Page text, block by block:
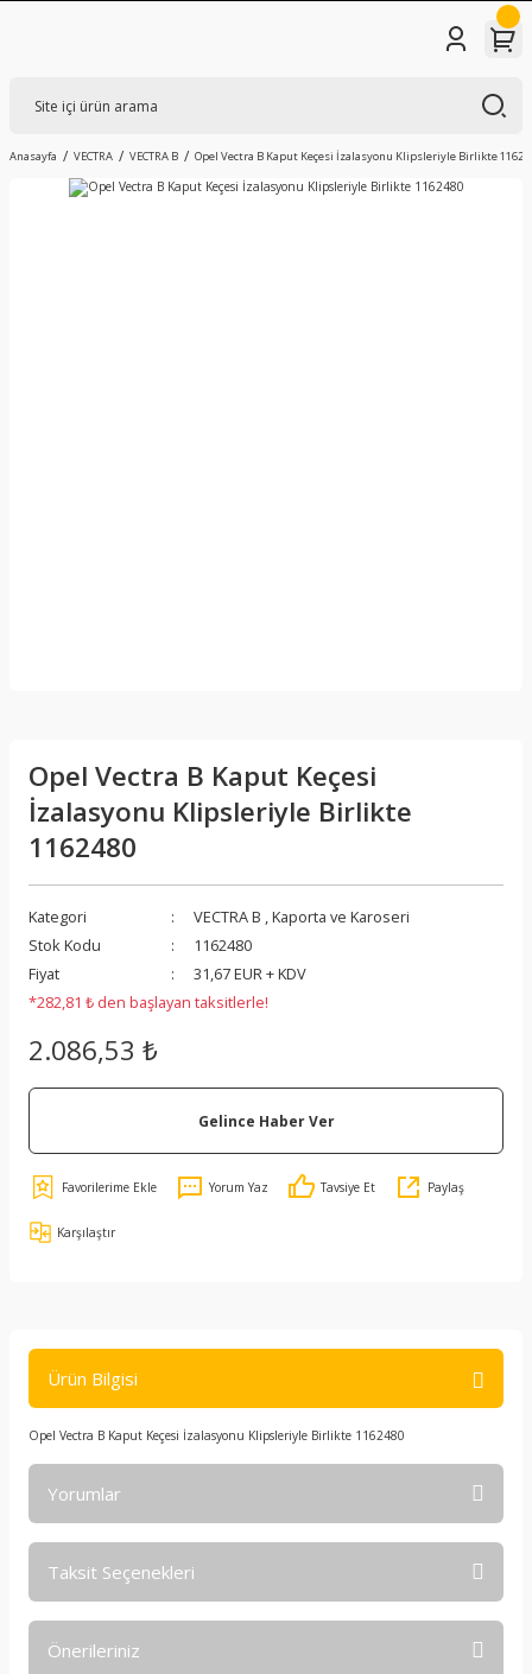
Anasayfa VECTRA VECTRA B Opel Vectra B Kaput Keçesi İzalasyonu Klipsleriyle Birlikte
Opel Vectra B Kaput Keçesi
İzalasyonu Klipsleriyle Birlikte
1162480
Kategori VECTRA B ,Kaporta ve Karoseri
Stok Kodu
1162480
Fiyat
31,67 EUR + KDV
*282,81 ₺ den başlayan taksitlerle!
2.086,53 ₺
Gelince Haber Ver
Yorum Yaz Tavsiye Et Paylaş
Karşılaştır
Ürün Bilgisi
Opel Vectra B Kaput Keçesi İzalasyonu Klipsleriyle Birlikte 1162480
Yorumlar
Taksit Seçenekleri
Önerileriniz